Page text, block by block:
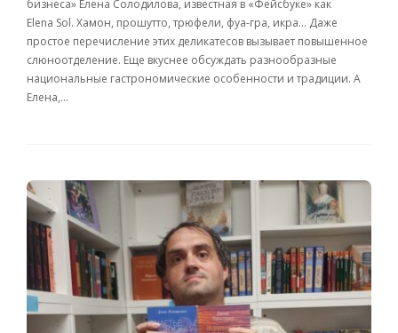
бизнеса» Елена Солодилова, известная в «Фейсбуке» как
Elena Sol. Хамон, прошутто, трюфели, фуа-гра, икра… Даже
простое перечисление этих деликатесов вызывает повышенное
слюноотделение. Еще вкуснее обсуждать разнообразные
национальные гастрономические особенности и традиции. А
Елена,…